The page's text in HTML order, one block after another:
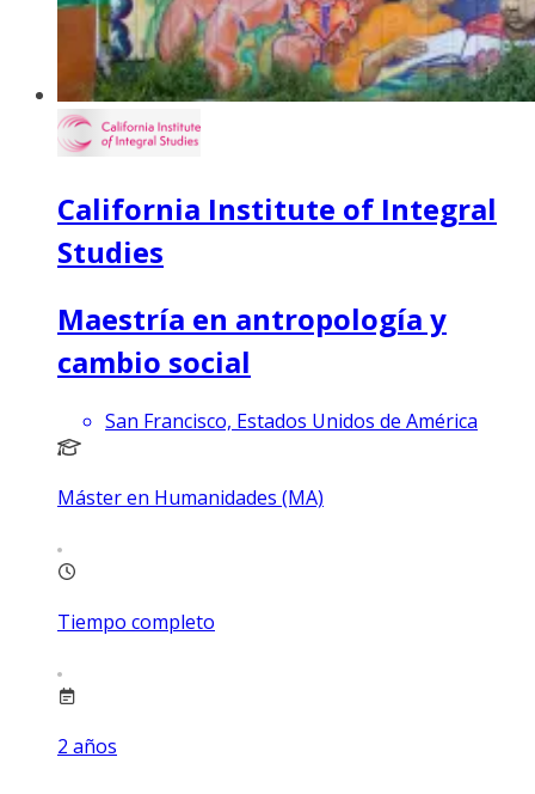
California Institute of Integral
Studies
Maestría en antropología y
cambio social
San Francisco, Estados Unidos de América
Máster en Humanidades (MA)
Tiempo completo
2 años